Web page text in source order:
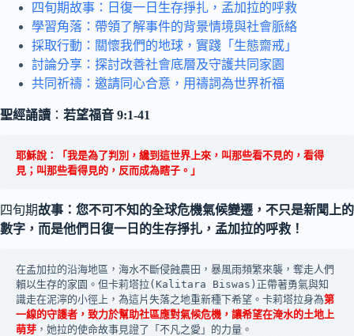
四旬期故事：日復一日生存掙扎，孟加拉的呼救
學習角落：帶領了解事件的背景情境與社會脈絡
採取行動：關懷我們的地球，實踐「生態齋戒」
討論分享：探討改善社會底層及守護共同家園
共同祈禱：邀請同心合意，用禱詞為世界祈福
聖經誦讀 ： 若望福音 9:1-41
耶穌說：「我是為了判別，纔到這世界上來，叫那些看不見的，看得
見；叫那些看得見的，反而成為瞎子。」
四旬期故事：您不可不知的全球危機氣候變遷，不只是新聞上的
數字，而是他們日復一日的生存掙扎， 孟加拉的呼救！
在孟加拉的沿海地區，海水不斷侵蝕農田，暴風雨頻繁來襲，奪走人們
賴以生存的家園。但卡莉塔拉(Kalitara Biswas)正帶著勇氣與知
識走在泥濘的小徑上，為這片失落之地重新種下希望。卡莉塔拉身為第
一線的守護者，致力於幫助社區應對氣候危機，讓希望在淹水的土地上
萌芽 ，她拉的使命故事見證了「不凡之愛」的力量。